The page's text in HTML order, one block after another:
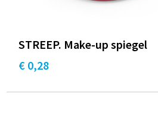
STREEP. Make-up spiegel
€ 0,28